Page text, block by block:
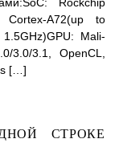
Cortex-A72(up to
Mali-
3.0/3.1, OpenCL,
[…]
строке